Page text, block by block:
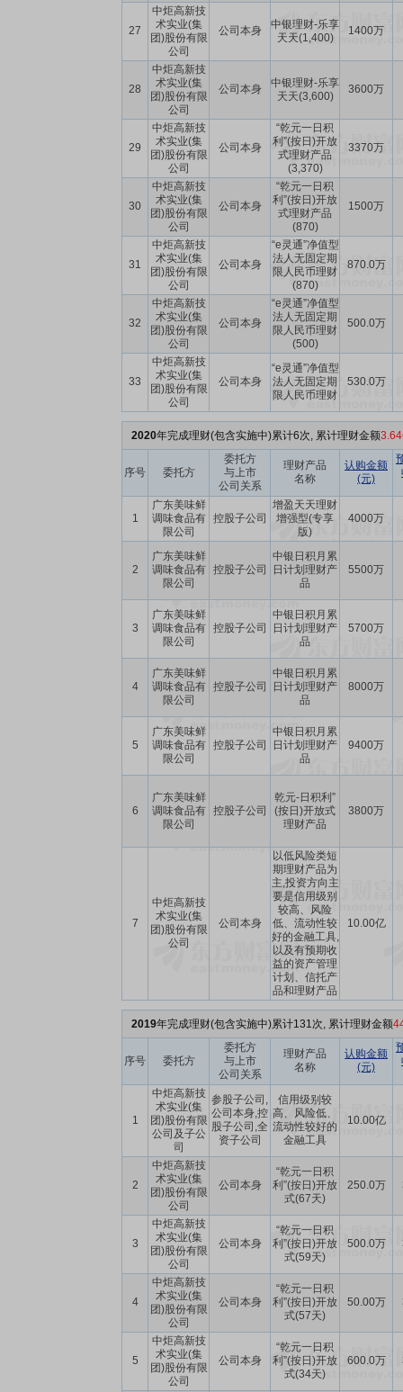
27
中炬高新技
术实业(集
团)股份有限
公司
公司本身
中银理财-乐享
天天(1,400)
1400万
28
中炬高新技
术实业(集
团)股份有限
公司
公司本身
中银理财-乐享
天天(3,600)
3600万
29
中炬高新技
术实业(集
团)股份有限
公司
公司本身
“乾元一日积
利”(按日)开放
式理财产品
(3,370)
3370万
30
中炬高新技
术实业(集
团)股份有限
公司
公司本身
“乾元一日积
利”(按日)开放
式理财产品
(870)
1500万
31
中炬高新技
术实业(集
团)股份有限
公司
公司本身
“e灵通”净值型
法人无固定期
限人民币理财
(870)
870.0万
32
中炬高新技
术实业(集
团)股份有限
公司
公司本身
“e灵通”净值型
法人无固定期
限人民币理财
(500)
500.0万
33
中炬高新技
术实业(集
团)股份有限
公司
公司本身
“e灵通”净值型
法人无固定期
限人民币理财
530.0万
2020年完成理财(包含实施中)累计6次, 累计理财金额
序号 委托方
委托方
与上市
公司关系
理财产品
名称
认购金额
(元)
1
广东美味鲜
调味食品有
限公司
控股子公司
增盈天天理财
增强型(专享
版)
4000万
2
广东美味鲜
调味食品有
限公司
控股子公司
中银日积月累
日计划理财产
品
5500万
3
广东美味鲜
调味食品有
限公司
控股子公司
中银日积月累
日计划理财产
品
5700万
4
广东美味鲜
调味食品有
限公司
控股子公司
中银日积月累
日计划理财产
品
8000万
5
广东美味鲜
调味食品有
限公司
控股子公司
中银日积月累
日计划理财产
品
9400万
6
广东美味鲜
调味食品有
限公司
控股子公司
乾元-日积利”
(按日)开放式
理财产品
3800万
7
中炬高新技
术实业(集
团)股份有限
公司
公司本身
以低风险类短
期理财产品为
主,投资方向主
要是信用级别
较高、风险
低、流动性较
好的金融工具,
以及有预期收
益的资产管理
计划、信托产
品和理财产品
10.00亿
2019年完成理财(包含实施中)累计131次, 累计理财金额
序号 委托方
委托方
与上市
公司关系
理财产品
名称
认购金额
(元)
1
中炬高新技
术实业(集
团)股份有限
公司及子公
司
参股子公司,
公司本身,控
股子公司,全
资子公司
信用级别较
高、风险低、
流动性较好的
金融工具
10.00亿
2
中炬高新技
术实业(集
团)股份有限
公司
公司本身
“乾元一日积
利”(按日)开放
式(67天)
250.0万
3
中炬高新技
术实业(集
团)股份有限
公司
公司本身
“乾元一日积
利”(按日)开放
式(59天)
500.0万
4
中炬高新技
术实业(集
团)股份有限
公司
公司本身
“乾元一日积
利”(按日)开放
式(57天)
50.00万
5
中炬高新技
术实业(集
团)股份有限
公司
公司本身
“乾元一日积
利”(按日)开放
式(34天)
600.0万